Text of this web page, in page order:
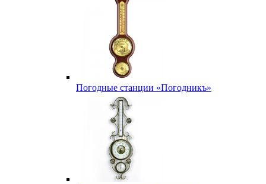
Погодные станции «Погодникъ»